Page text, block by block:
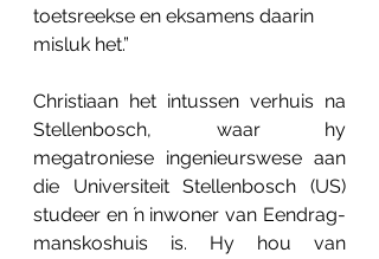
toetsreekse en eksamens daarin
misluk het.”
Christiaan het intussen verhuis na
Stellenbosch, waar hy
megatroniese ingenieurswese aan
die Universiteit Stellenbosch (US)
studeer en ŉ inwoner van Eendrag-
manskoshuis is. Hy hou van